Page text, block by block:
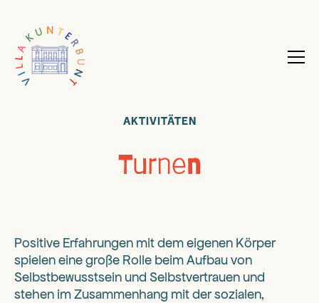
AKTIVITÄTEN
Turnen
Positive Erfahrungen mit dem eigenen Körper
spielen eine große Rolle beim Aufbau von
Selbstbewusstsein und Selbstvertrauen und
stehen im Zusammenhang mit der sozialen,